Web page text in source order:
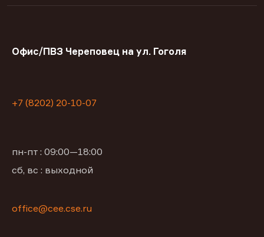
Офис/ПВЗ Череповец на ул. Гоголя
+7 (8202) 20-10-07
пн-пт : 09:00—18:00
сб, вс : выходной
office@сее.cse.ru